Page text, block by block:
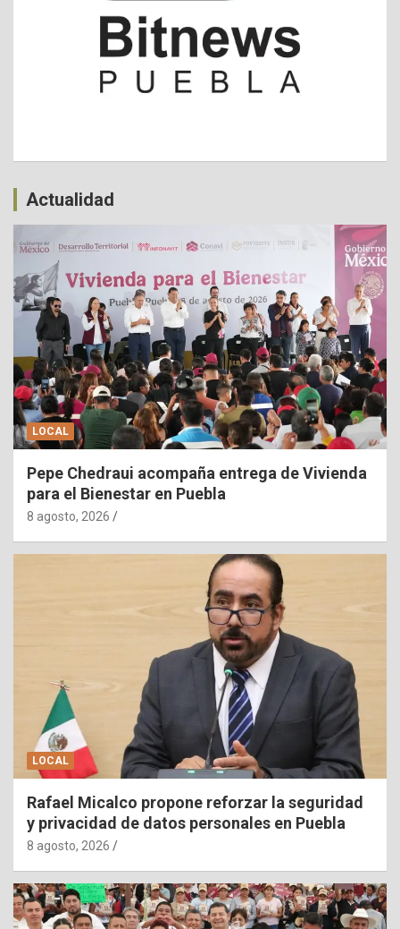
Actualidad
LOCAL
Pepe Chedraui acompaña entrega de Vivienda
para el Bienestar en Puebla
8 agosto, 2026
LOCAL
Rafael Micalco propone reforzar la seguridad
y privacidad de datos personales en Puebla
8 agosto, 2026